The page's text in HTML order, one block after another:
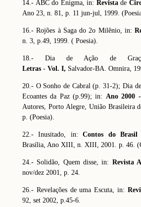
14.- ABC do Enigma, in: Revistade
Ano 23, n. 81, p. 11 jun-jul, 1999.
16.- Rojões à Saga do 2o Milênio, in:
n. 3, p.49, 1999. ( Poesia).
18.- Dia de Ação de
Letras - Vol. I, Salvador-BA. Omnira,
20.- O Sonho de Cabral (p. 31-2); Dia
Ecoantes da Paz (p.99); in: Ano 2000
Autores, Porto Alegre, União Brasileira
p. (Poesia).
22.- Inusitado, in:Contos do Brasil
Brasília, Ano XIII, n. XIII, 2001. p. 46.
24.- Solidão, Quem disse, in: Revista
nov/dez 2001, p. 24.
26.- Revelações de uma Escuta, in:
92, set 2002, p.45-6.